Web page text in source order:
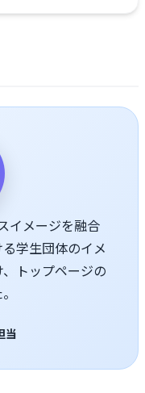
イメージを融合
学生団体のイメ
トップページの
当